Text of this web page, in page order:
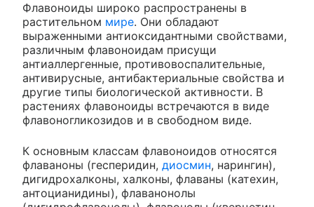
Флавоноиды широко распространены в
растительном мире. Они обладают
выраженными антиоксидантными свойствами,
различным флавоноидам присущи
антиаллергенные, противовоспалительные,
антивирусные, антибактериальные свойства и
другие типы биологической активности. В
растениях флавоноиды встречаются в виде
флавоногликозидов и в свободном виде.
К основным классам флавоноидов относятся
флаваноны (гесперидин, диосмин, нарингин),
дигидрохалконы, халконы, флаваны (катехин,
антоцианидины), флаванонолы